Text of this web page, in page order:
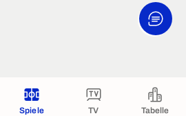
Spiele TV Tabelle